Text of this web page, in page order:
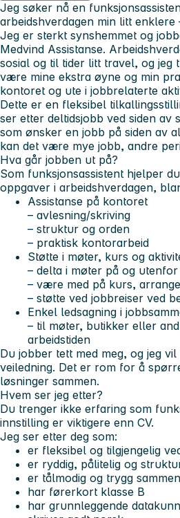
Jeg søker nå en
arbeidshverdagen min litt enklere
Jeg er sterkt synshemmet og
Medvind Assistanse.
sosial og til tider litt travel, og jeg
være mine ekstra øyne og min
kontoret og ute i jobbrelaterte
Dette er en fleksibel
ser etter deltidsjobb ved siden av
som ønsker en jobb på siden av
kan det være mye jobb, andre
Hva går jobben ut på?
Som funksjonsassistent hjelper
oppgaver i arbeidshverdagen,
Assistanse på kontoret
– avlesning/skriving
– struktur og orden
– praktisk kontorarbeid
Støtte i møter, kurs og
– delta i møter på og
– være med på kurs,
– støtte ved jobbreiser ved
Enkel ledsagning i
– til møter, butikker eller
arbeidstiden
Du jobber tett med meg, og jeg
veiledning. Det er rom for å
løsninger sammen.
Hvem ser jeg etter?
Du trenger ikke erfaring som
innstilling er viktigere enn CV.
Jeg ser etter deg som:
er fleksibel og tilgjengelig
er ryddig, pålitelig og
er tålmodig og trygg
har førerkort klasse B
har grunnleggende